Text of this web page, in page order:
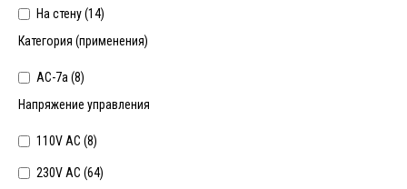
На стену (14)
Категория (применения)
AC-7a (8)
Напряжение управления
110V AC (8)
230V AC (64)